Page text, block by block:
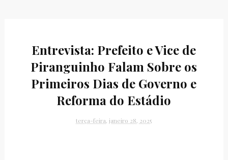
Entrevista: Prefeito e Vice de
Piranguinho Falam Sobre os
Primeiros Dias de Governo e
Reforma do Estádio
terça-feira, janeiro 28, 2025